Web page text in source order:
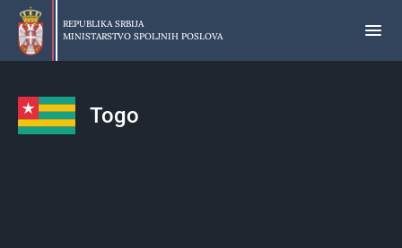
Preskoči
glavni
deo
REPUBLIKA SRBIJA
MINISTARSTVO SPOLJNIH POSLOVA
Togo